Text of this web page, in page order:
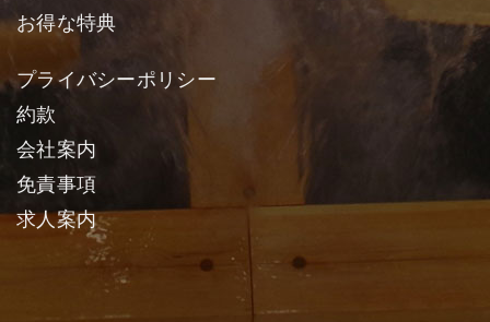
お得な特典
プライバシーポリシー
約款
会社案内
免責事項
求人案内